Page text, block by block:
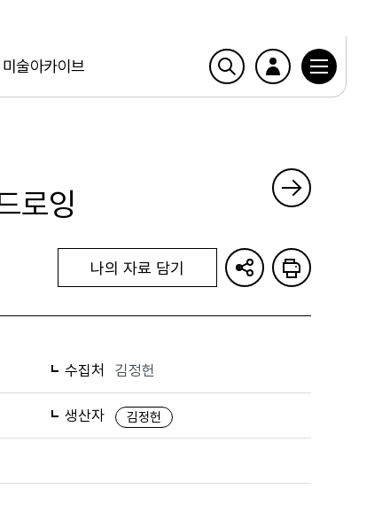
미술아카이브
로잉
나의 자료 담기
수집처 김정헌
생산자 김정헌